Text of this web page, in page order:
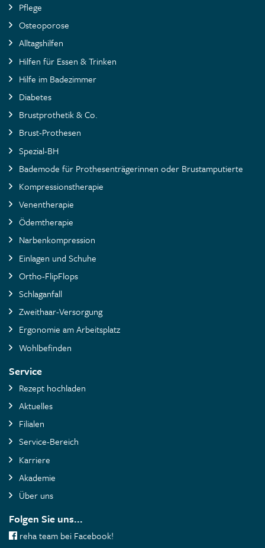
Pflege
Osteoporose
Alltagshilfen
Hilfen für Essen & Trinken
Hilfe im Badezimmer
Diabetes
Brustprothetik & Co.
Brust-Prothesen
Spezial-BH
Bademode für Prothesenträgerinnen oder Brustamputierte
Kompressionstherapie
Venentherapie
Ödemtherapie
Narbenkompression
Einlagen und Schuhe
Ortho-FlipFlops
Schlaganfall
Zweithaar-Versorgung
Ergonomie am Arbeitsplatz
Wohlbefinden
Service
Rezept hochladen
Aktuelles
Filialen
Service-Bereich
Karriere
Akademie
Über uns
Folgen Sie uns...
reha team bei Facebook!